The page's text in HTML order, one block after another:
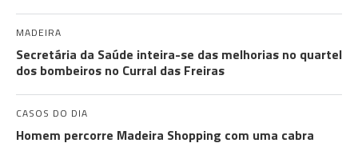
MADEIRA
Secretária da Saúde inteira-se das melhorias no quartel
dos bombeiros no Curral das Freiras
CASOS DO DIA
Homem percorre Madeira Shopping com uma cabra